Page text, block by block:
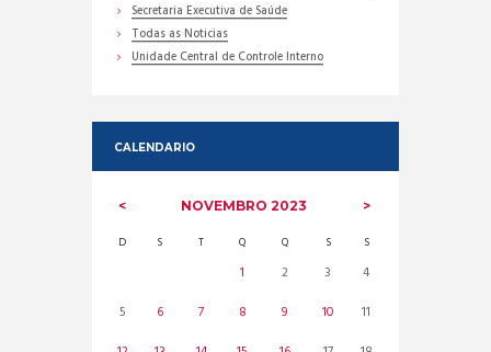
Secretaria Executiva de Saúde
Todas as Noticias
Unidade Central de Controle Interno
CALENDARIO
NOVEMBRO2023
D S T Q Q S S
1 2 3
4
5
6 7 8 9 10
11